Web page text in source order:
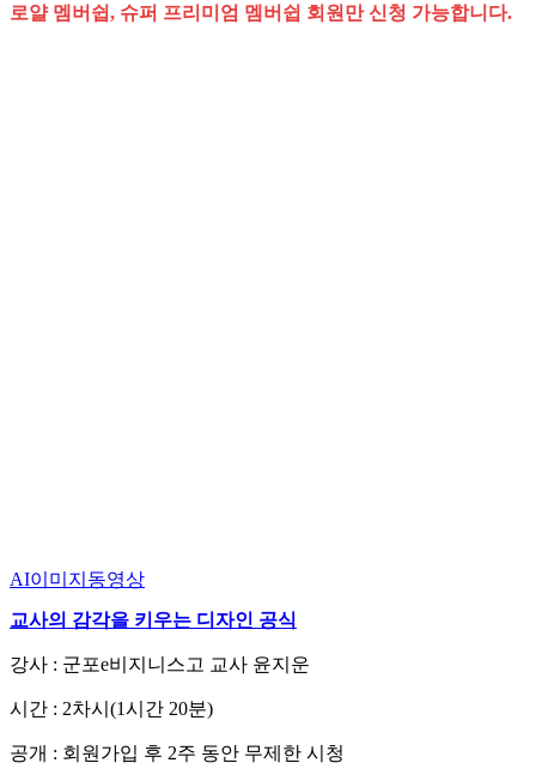
로얄 멤버쉽, 슈퍼 프리미엄 멤버쉽 회원만 신청 가능합니다.
AI이미지동영상
교사의 감각을 키우는 디자인 공식
강사 : 군포e비지니스고 교사 윤지운
시간 : 2차시(1시간 20분)
공개 : 회원가입 후 2주 동안 무제한 시청